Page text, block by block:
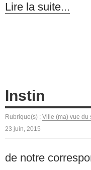
Lire la suite...
Instin
Rubrique(s) : Ville (ma) vue du
23 juin, 2015
de notre